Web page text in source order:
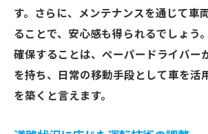
す。さらに、メンテナンスを通じて車
ることで、安心感も得られるでしょう
確保することは、ペーパードライバー
を持ち、日常の移動手段として車を活
を築くと言えます。